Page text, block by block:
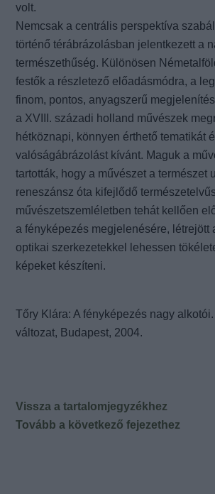
volt.
Nemcsak a centrális perspektíva
történő térábrázolásban jelentkezett a
természethűség. Különösen
festők a részletező előadásmódra, a
finom, pontos, anyagszerű
a XVIII. századi holland művészek
hétköznapi, könnyen érthető tematikát
valóságábrázolást kívánt. Maguk a
tartották, hogy a művészet a természet
reneszánsz óta kifejlődő
művészetszemléletben tehát kellően
a fényképezés megjelenésére, létrejött
optikai szerkezetekkel lehessen
képeket készíteni.
Tőry Klára: A fényképezés nagy
változat, Budapest, 2004.
Vissza a tartalomjegyzékhez
Tovább a következő fejezethez